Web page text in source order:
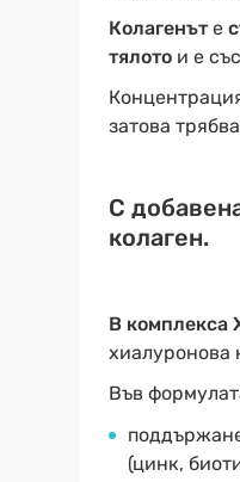
Колагенъте
тялотои е
затова
С
колаген.
В комплекса
хиалуронова
Във
(цинк,